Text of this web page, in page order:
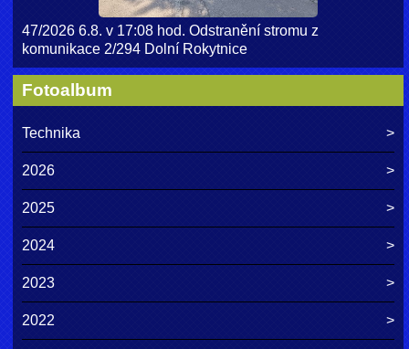
47/2026 6.8. v 17:08 hod. Odstranění stromu z
komunikace 2/294 Dolní Rokytnice
Fotoalbum
Technika
2026
2025
2024
2023
2022